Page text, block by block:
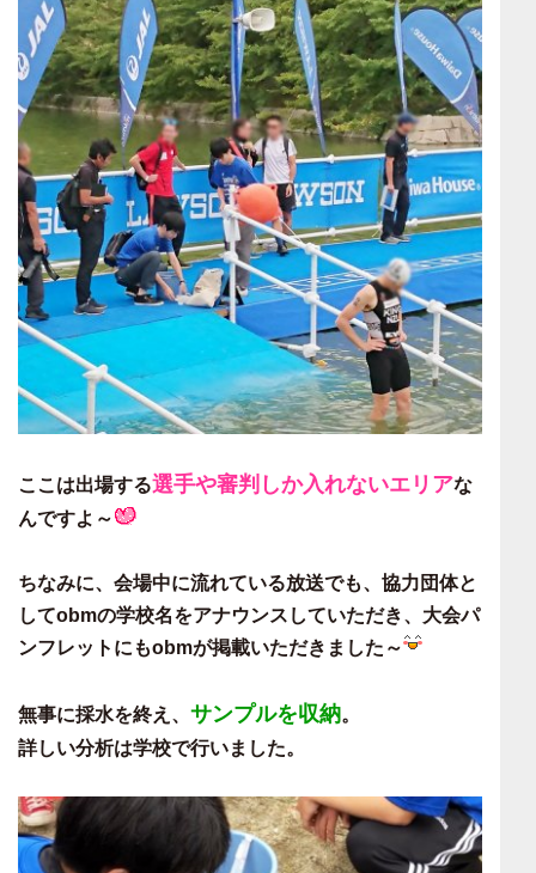
ここは出場する選手や審判しか入れないエリアな
んですよ～
ちなみに、会場中に流れている放送でも、協力団体と
してobmの学校名をアナウンスしていただき、 大会パ
ンフレットにもobmが掲載いただきました～
無事に採水を終え、 サンプルを収納。
詳しい分析は学校で行いました。